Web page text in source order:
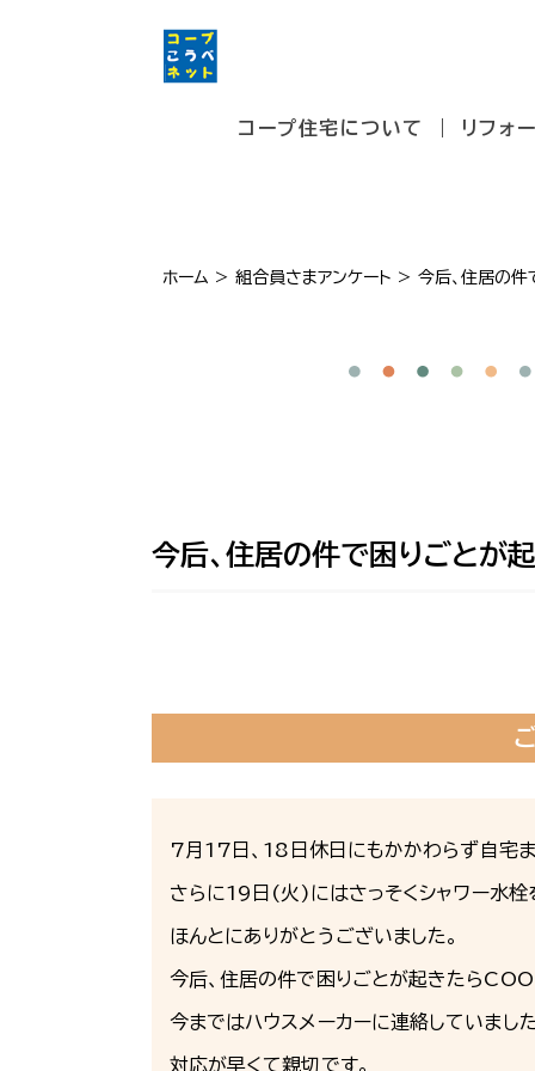
コープ住宅について リフォ
ホーム > 組合員さまアンケート > 今后、住居の
今后、住居の件で困りごとが
7月17日、18日休日にもかかわらず自宅
さらに19日(火)にはさっそくシャワー水栓
ほんとにありがとうございました。
今后、住居の件で困りごとが起きたら
今まではハウスメーカーに連絡していまし
対応が早くて親切です。